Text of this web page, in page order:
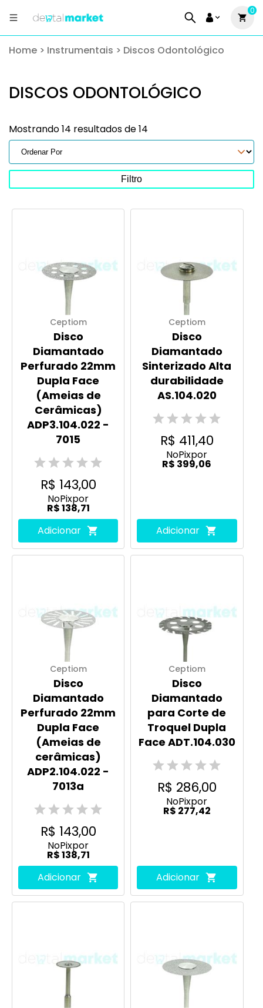
0
Home > Instrumentais > Discos Odontológico
DISCOS ODONTOLÓGICO
Mostrando 14 resultados de 14
Filtro
Ceptiom
Disco
Diamantado
Perfurado 22mm
Dupla Face
(Ameias de
Cerâmicas)
ADP3.104.022 -
7015
R$ 143,00
NoPixpor
R$ 138,71
Adicionar
Ceptiom
Disco
Diamantado
Sinterizado Alta
durabilidade
AS.104.020
R$ 411,40
NoPixpor
R$ 399,06
Adicionar
Ceptiom
Disco
Diamantado
Perfurado 22mm
Dupla Face
(Ameias de
cerâmicas)
ADP2.104.022 -
7013a
R$ 143,00
NoPixpor
R$ 138,71
Adicionar
Ceptiom
Disco
Diamantado
para Corte de
Troquel Dupla
Face ADT.104.030
R$ 286,00
NoPixpor
R$ 277,42
Adicionar